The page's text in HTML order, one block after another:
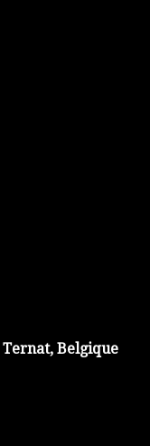
Ternat, Belgique